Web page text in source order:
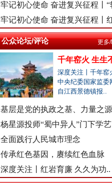
安徽颍上县红星镇发布道
医院弄错CT女子被误诊“
驾车致4死,审理时开贫困证
濉溪县通报黑臭水体流入
官方通报周口六院医生坠
景区摩托车收费带路设置
男子曝妻子和公职人员多
女子自曝怀孕时摆烂丈夫
警察违停致摩托司机追尾
三亚再通报游客被不明物
社区书记开车追撵女子撞
总书记与全民健身的故事
外交部发布重磅视频：《不跪
牢记初心使命 奋进复兴征程丨“
牢记初心使命 奋进复兴征程丨
公众论坛/评论
千年窑火 生生
深度关注丨千年窑
中央纪委国家监委
自江西景德镇报..
基层是党的执政之基、力量之源
杨星源投师“蜀中异人”门下学艺
全面践行人民城市理念
传承红色基因，赓续红色血脉
深度关注丨红岩育廉 久久为功..
更多